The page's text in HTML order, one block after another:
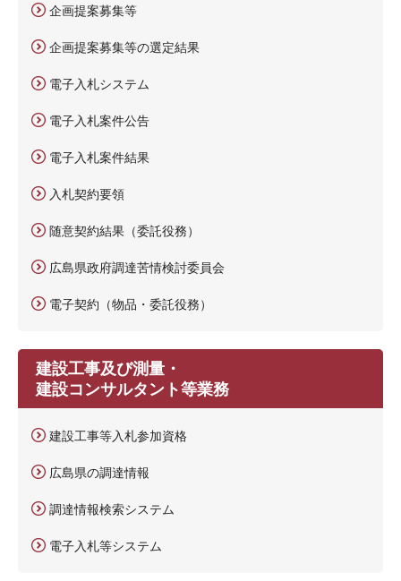
企画提案募集等
企画提案募集等の選定結果
電子入札システム
電子入札案件公告
電子入札案件結果
入札契約要領
随意契約結果（委託役務）
広島県政府調達苦情検討委員会
電子契約（物品・委託役務）
建設工事及び測量・
建設コンサルタント等業務
建設工事等入札参加資格
広島県の調達情報
調達情報検索システム
電子入札等システム